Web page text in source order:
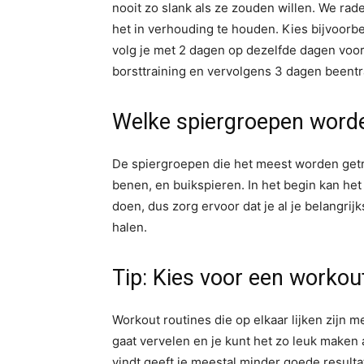
nooit zo slank als ze zouden willen. We
het in verhouding te houden. Kies
volg je met 2 dagen op dezelfde dagen
borsttraining en vervolgens 3 dagen
Welke spiergroepen
De spiergroepen die het meest worden
benen, en buikspieren. In het begin kan
doen, dus zorg ervoor dat je al je
halen.
Tip: Kies voor een
Workout routines die op elkaar lijken zijn
gaat vervelen en je kunt het zo leuk